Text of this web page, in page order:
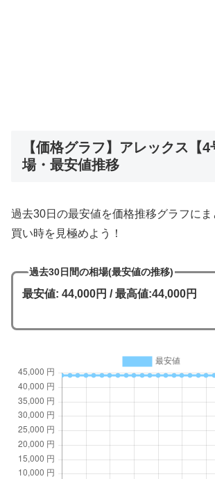
【価格グラフ】アレックス【4
場・最安値推移
過去30日の最安値を価格推移グラフにま
買い時を見極めよう！
過去30日間の相場(最安値の推移)
最安値: 44,000円 / 最高値:44,000円